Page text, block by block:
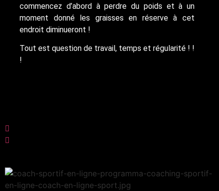
commencez d’abord à perdre du poids et à un
moment donné les graisses en réserve à cet
endroit diminueront !
Tout est question de travail, temps et régularité ! !
!